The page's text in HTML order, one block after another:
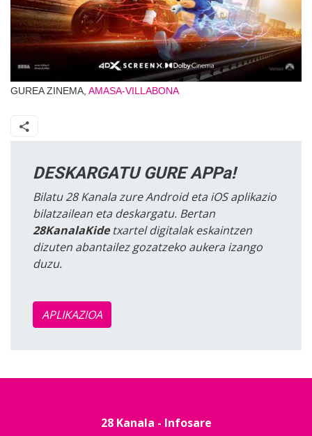
GUREA ZINEMA, AMASA-VILLABONA
DESKARGATU GURE APPa!
Bilatu 28 Kanala zure Android eta iOS aplikazio
bilatzailean eta deskargatu. Bertan
28KanalaKidetxartel digitalak eskaintzen
dizuten abantailez gozatzeko aukera izango
duzu.
APLIKAZIOA
28 Kanala - Infosare